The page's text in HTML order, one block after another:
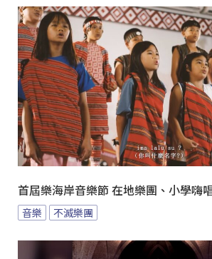
首屆樂海岸音樂節 在地樂團、小學嗨
音樂 不滅樂團